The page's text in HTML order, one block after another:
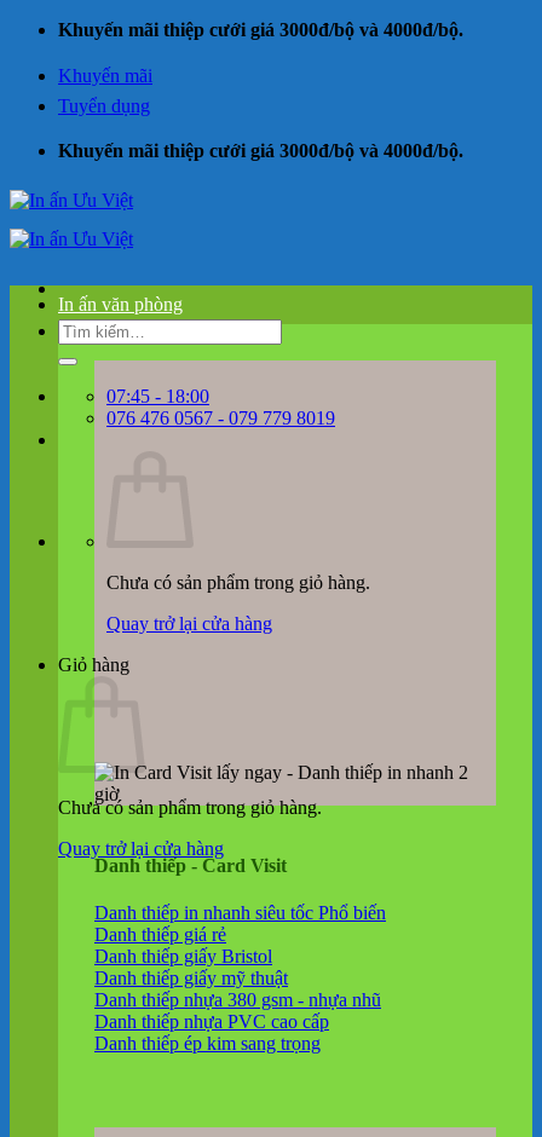
Khuyến mãi thiệp cưới giá 3000đ/bộ và 4000đ/bộ.
Khuyến mãi
Tuyển dụng
Khuyến mãi thiệp cưới giá 3000đ/bộ và 4000đ/bộ.
Tìm
kiếm:
07:45 - 18:00
076 476 0567 - 079 779 8019
Chưa có sản phẩm trong giỏ hàng.
Quay trở lại cửa hàng
Giỏ hàng
Chưa có sản phẩm trong giỏ hàng.
Quay trở lại cửa hàng
In ấn văn phòng
Danh thiếp - Card Visit
Danh thiếp in nhanh siêu tốc
Danh thiếp giá rẻ
Danh thiếp giấy Bristol
Danh thiếp giấy mỹ thuật
Danh thiếp nhựa 380 gsm - nhựa nhũ
Danh thiếp nhựa PVC cao cấp
Danh thiếp ép kim sang trọng